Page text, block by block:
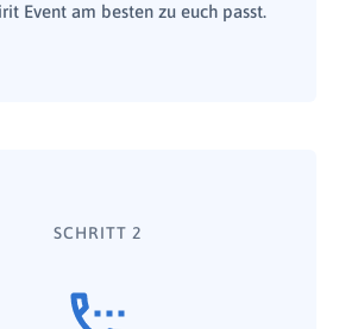
Event am besten zu euch passt.
SCHRITT 2